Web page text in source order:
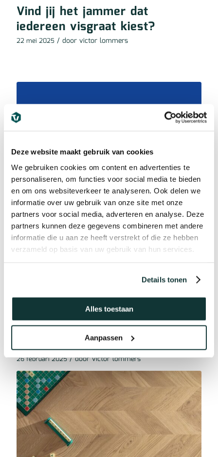
Deze website maakt gebruik van cookies
We gebruiken cookies om content en advertenties te
personaliseren, om functies voor social media te bieden
en om ons websiteverkeer te analyseren. Ook delen we
informatie over uw gebruik van onze site met onze
partners voor social media, adverteren en analyse. Deze
partners kunnen deze gegevens combineren met andere
informatie die u aan ze heeft verstrekt of die ze hebben
verzameld op basis van uw gebruik van hun services.
Details tonen
Alles toestaan
Aanpassen
Vind jij het jammer dat
iedereen visgraat kiest?
22 mei 2025 / door victor lommers
Maak kennis met Lumic: de
Bescherm Je Nieuwe Vloer met
Scratch No More
26 februari 2025/ doorvictor lommers